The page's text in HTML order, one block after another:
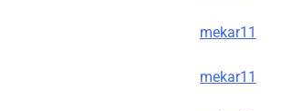
mekar11
mekar11